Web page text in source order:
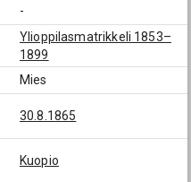
-
Ylioppilasmatrikkeli 1853–
1899
Mies
30.8.1865
Kuopio